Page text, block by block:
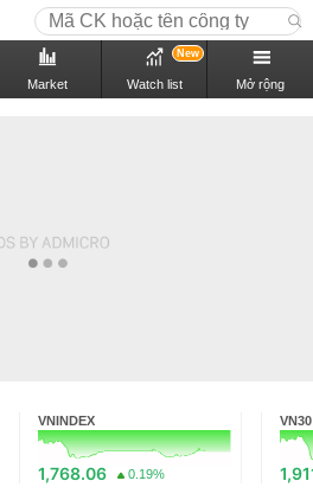
Market Watch list
New
Mở rộng
VNINDEX
1,768.06 0.19%
VN30